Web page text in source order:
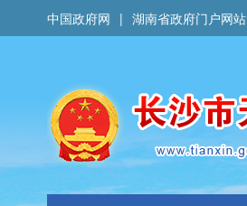
中国政府网 | 湖南省政府门户网站